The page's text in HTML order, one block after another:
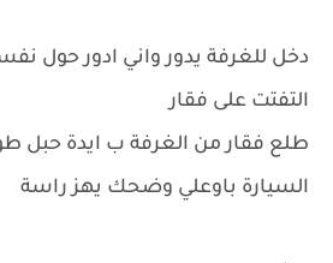
دخل للغرفة يدور واني ادور حول
التفتت على فقار
طلع فقار من الغرفة ب ايدة حبل
السيارة باوعلي وضحك يهز راسة